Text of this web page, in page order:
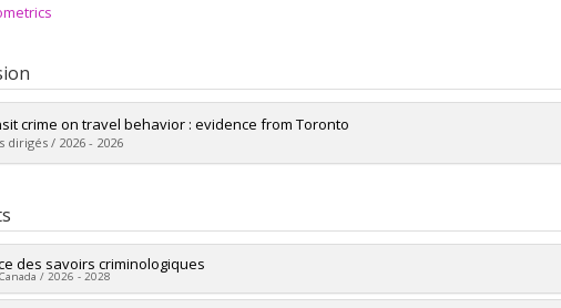
crime on travel behavior : evidence from Toronto
/ 2026 - 2026
dans Papyrus
des savoirs criminologiques
/ 2026 - 2028